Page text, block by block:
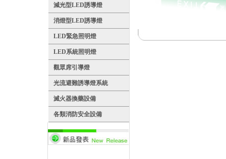
減光型LED誘導燈
消燈型LED誘導燈
LED緊急照明燈
LED系統照明燈
觀眾席引導燈
光流避難誘導燈系統
滅火器換藥設備
各類消防安全設備